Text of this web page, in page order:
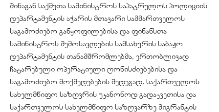
შინაგან საქმეთა სამინისტროს საპატრულოს პოლიციის
დეპარტამენტის აჭარის მთავარი სამმართველოს
საგამოძიებო განყოფილებისა და ფინანსთა
სამინისტროს შემოსავლების სამსახურის საბაჟო
დეპარტამენტის თანამშრომლებმა, ერთობლივად
ჩატარებული ოპერატიული ღონისძიებებისა და
საგამოძიებო მოქმედებების შედეგად, საქართველოს
სახელმწიფო საზღვრის უკანონოდ გადაკვეთისა და
საქართველოს სახელმწიფო საზღვარზე მიგრანტის